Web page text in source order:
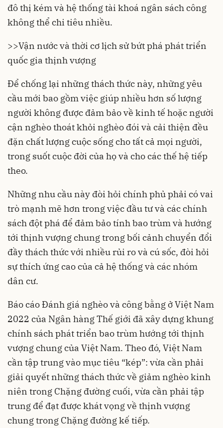
đô thị kém và hệ thống tài khoá ngân sách công
không thể chi tiêu nhiều.
>>Vận nước và thời cơ lịch sử bứt phá phát triển
quốc gia thịnh vượng
Để chống lại những thách thức này, những yêu
cầu mới bao gồm việc giúp nhiều hơn số lượng
người không được đảm bảo về kinh tế hoặc người
cận nghèo thoát khỏi nghèo đói và cải thiện đều
đặn chất lượng cuộc sống cho tất cả mọi người,
trong suốt cuộc đời của họ và cho các thế hệ tiếp
theo.
Những nhu cầu này đòi hỏi chính phủ phải có vai
trò mạnh mẽ hơn trong việc đầu tư và các chính
sách đột phá để đảm bảo tính bao trùm và hướng
tới thịnh vượng chung trong bối cảnh chuyển đổi
đầy thách thức với nhiều rủi ro và cú sốc, đòi hỏi
sự thích ứng cao của cả hệ thống và các nhóm
dân cư.
Báo cáo Đánh giá nghèo và công bằng ở Việt Nam
2022 của Ngân hàng Thế giới đã xây dựng khung
chính sách phát triển bao trùm hướng tới thịnh
vượng chung của Việt Nam. Theo đó, Việt Nam
cần tập trung vào mục tiêu “kép”: vừa cần phải
giải quyết những thách thức về giảm nghèo kinh
niên trong Chặng đường cuối, vừa cần phải tập
trung để đạt được khát vọng về thịnh vượng
chung trong Chặng đường kế tiếp.